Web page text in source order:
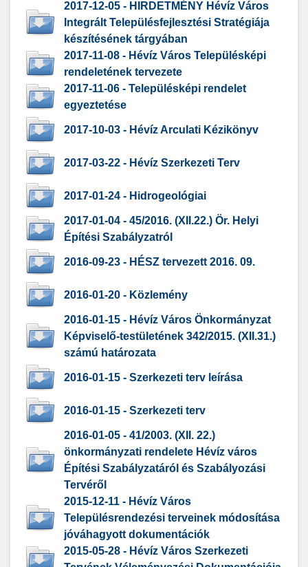
2017-12-05 - HIRDETMÉNY Hévíz Város
Integrált Településfejlesztési Stratégiája
készítésének tárgyában
2017-11-08 - Hévíz Város Településképi
rendeletének tervezete
2017-11-06 - Településképi rendelet
egyeztetése
2017-10-03 - Hévíz Arculati Kézikönyv
2017-03-22 - Hévíz Szerkezeti Terv
2017-01-24 - Hidrogeológiai
2017-01-04 - 45/2016. (XII.22.) Ör. Helyi
Építési Szabályzatról
2016-09-23 - HÉSZ tervezett 2016. 09.
2016-01-20 - Közlemény
2016-01-15 - Hévíz Város Önkormányzat
Képviselő-testületének 342/2015. (XII.31.)
számú határozata
2016-01-15 - Szerkezeti terv leírása
2016-01-15 - Szerkezeti terv
2016-01-05 - 41/2003. (XII. 22.)
önkormányzati rendelete Hévíz város
Építési Szabályzatáról és Szabályozási
Tervéről
2015-12-11 - Hévíz Város
Településrendezési terveinek módosítása
jóváhagyott dokumentációk
2015-05-28 - Hévíz Város Szerkezeti